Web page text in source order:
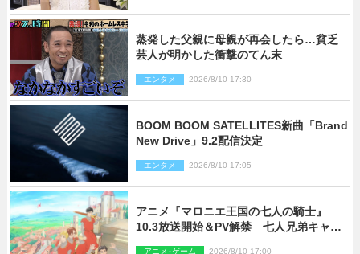
蒸発した父親に母親が再会したら…貧乏
芸人が明かした衝撃のてん末
エンタメ 2026/8/10 17:30
BOOM BOOM SATELLITES新曲「Brand
New Drive」9.2配信決定
エンタメ 2026/8/10 17:05
アニメ『マロニエ王国の七人の騎士』
10.3放送開始＆PV解禁 七人兄弟キャス
アニメ･ゲーム 2026/8/10 17:00